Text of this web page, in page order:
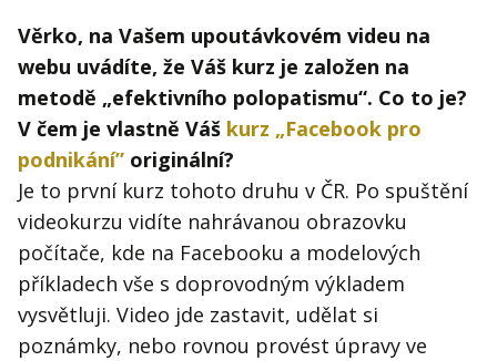
Věrko, na Vašem upoutávkovém videu na
webu uvádíte, že Váš kurz je založen na
metodě „efektivního polopatismu“. Co to je?
V čem je vlastně Váš kurz „Facebook pro
podnikání” originální?
Je to první kurz tohoto druhu v ČR. Po spuštění
videokurzu vidíte nahrávanou obrazovku
počítače, kde na Facebooku a modelových
příkladech vše s doprovodným výkladem
vysvětluji. Video jde zastavit, udělat si
poznámky, nebo rovnou provést úpravy ve